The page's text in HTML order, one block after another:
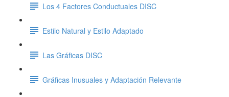
Los 4 Factores Conductuales DISC
Estilo Natural y Estilo Adaptado
Las Gráficas DISC
Gráficas Inusuales y Adaptación Relevante